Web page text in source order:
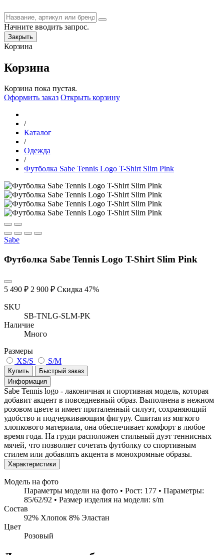
Начните вводить запрос.
Закрыть
Корзина
Корзина
Корзина пока пустая.
Оформить заказ Открыть корзину
/
Каталог
/
Одежда
/
Футболка Sabe Tennis Logo T-Shirt Slim Pink
Sabe
Футболка Sabe Tennis Logo T-Shirt Slim Pink
5 490 ₽ 2 900 ₽ Скидка 47%
SKU
SB-TNLG-SLM-PK
Наличие
Много
Размеры
XS/S
S/M
Купить
Быстрый заказ
Информация
Sabe Tennis logo - лаконичная и спортивная модель, которая
добавит акцент в повседневный образ. Выполнена в нежном
розовом цвете и имеет приталенный силуэт, сохраняющий
удобство и подчеркивающим фигуру. Сшитая из мягкого
хлопкового материала, она обеспечивает комфорт в любое
время года. На груди расположен стильный дуэт теннисных
мячей, что позволяет сочетать футболку со спортивным
стилем или добавлять акцента в монохромные образы.
Характеристики
Модель на фото
Параметры модели на фото • Рост: 177 • Параметры:
85/62/92 • Размер изделия на модели: s/m
Состав
92% Хлопок 8% Эластан
Цвет
Розовый